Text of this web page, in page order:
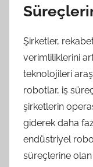
Şirketler,
verimliliklerini
teknolojileri
robotlar, iş
şirketlerin
giderek daha
endüstriyel
süreçlerine